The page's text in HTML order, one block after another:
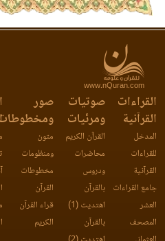
www.nQuran.com
القراءات
القرآنية
المدخل
للقراءات
القرآنية
جامع القراءات
العشر
المصحف
صوتيات
ومرئيات
القرآن الكريم
محاضرات
ودروس
بالقرآن
اهتديت (1)
بالقرآن
صور
متون
ومنظومات
مخطوطات
القرآن
قراء القرآن
الكريم